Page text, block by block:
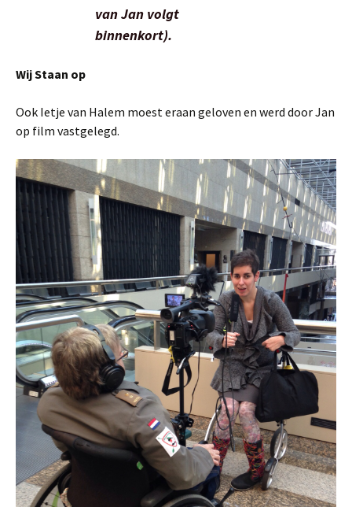
van Jan volgt
binnenkort).
Wij Staan op
Ook Ietje van Halem moest eraan geloven en werd door Jan
op film vastgelegd.